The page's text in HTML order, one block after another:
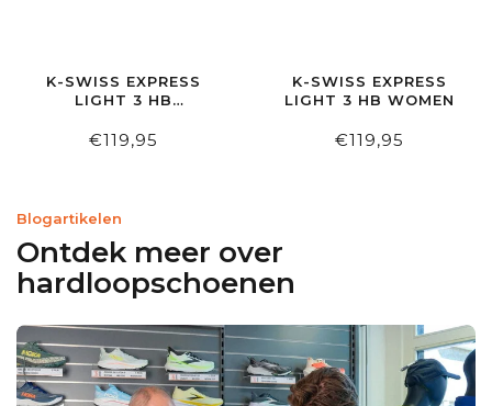
K-SWISS EXPRESS
LIGHT 3 HB
€119,95
K-SWISS EXPRESS
LIGHT 3 HB WOMEN
€119,95
Blogartikelen
Ontdek meer over
hardloopschoenen